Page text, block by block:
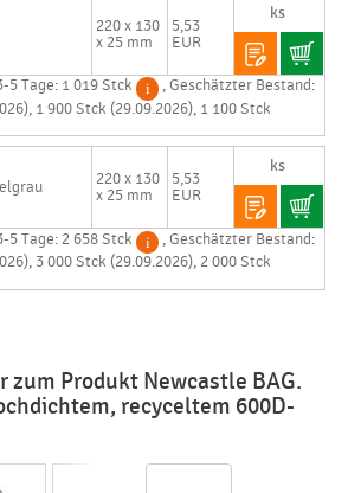
220 x 130
x 25 mm
5,53
EUR
5 Tage: 1 019 Stck
, Geschätzter Bestand:
1 900 Stck (29.09.2026), 1 100 Stck
220 x 130
x 25 mm
5,53
EUR
5 Tage: 2 658 Stck
, Geschätzter Bestand:
3 000 Stck (29.09.2026), 2 000 Stck
zum Produkt Newcastle BAG.
recyceltem 600D-